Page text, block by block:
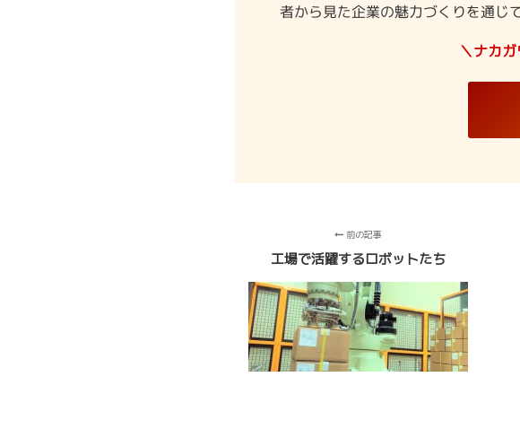
者から見た企業の魅力づくりを通じ
＼ナカ
前の記事
工場で活躍するロボットたち